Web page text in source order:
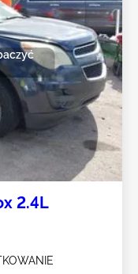
2.4L